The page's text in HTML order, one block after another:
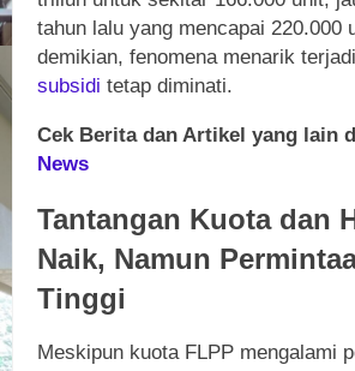
tahun lalu yang mencapai 220.000
demikian, fenomena menarik
subsidi tetap diminati.
Cek Berita dan Artikel yang lain
News
Tantangan Kuota dan
Naik, Namun
Tinggi
Meskipun kuota FLPP mengalami